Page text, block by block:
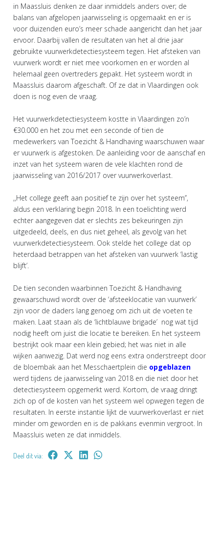
in Maassluis denken ze daar inmiddels anders over; de
balans van afgelopen jaarwisseling is opgemaakt en er is
voor duizenden euro’s meer schade aangericht dan het jaar
ervoor. Daarbij vallen de resultaten van het al drie jaar
gebruikte vuurwerkdetectiesysteem tegen. Het afsteken van
vuurwerk wordt er niet mee voorkomen en er worden al
helemaal geen overtreders gepakt. Het systeem wordt in
Maassluis daarom afgeschaft. Of ze dat in Vlaardingen ook
doen is nog even de vraag.
Het vuurwerkdetectiesysteem kostte in Vlaardingen zo’n
€30.000 en het zou met een seconde of tien de
medewerkers van Toezicht & Handhaving waarschuwen waar
er vuurwerk is afgestoken. De aanleiding voor de aanschaf en
inzet van het systeem waren de vele klachten rond de
jaarwisseling van 2016/2017 over vuurwerkoverlast.
,,Het college geeft aan positief te zijn over het systeem’’,
aldus een verklaring begin 2018. In een toelichting werd
echter aangegeven dat er slechts zes bekeuringen zijn
uitgedeeld, deels, en dus niet geheel, als gevolg van het
vuurwerkdetectiesysteem. Ook stelde het college dat op
heterdaad betrappen van het afsteken van vuurwerk ‘lastig
blijft’.
De tien seconden waarbinnen Toezicht & Handhaving
gewaarschuwd wordt over de ‘afsteeklocatie van vuurwerk’
zijn voor de daders lang genoeg om zich uit de voeten te
maken. Laat staan als de ‘lichtblauwe brigade’ nog wat tijd
nodig heeft om juist die locatie te bereiken. En het systeem
bestrijkt ook maar een klein gebied; het was niet in alle
wijken aanwezig. Dat werd nog eens extra onderstreept door
de bloembak aan het Messchaertplein die opgeblazen
werd tijdens de jaarwisseling van 2018 en die niet door het
detectiesysteem opgemerkt werd. Kortom, de vraag dringt
zich op of de kosten van het systeem wel opwegen tegen de
resultaten. In eerste instantie lijkt de vuurwerkoverlast er niet
minder om geworden en is de pakkans evenmin vergroot. In
Maassluis weten ze dat inmiddels.
Deel dit via: